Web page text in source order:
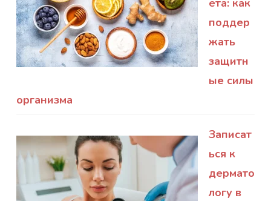
поддер
жать
защитн
ые силы
организма
Записат
ься к
дермато
логу в